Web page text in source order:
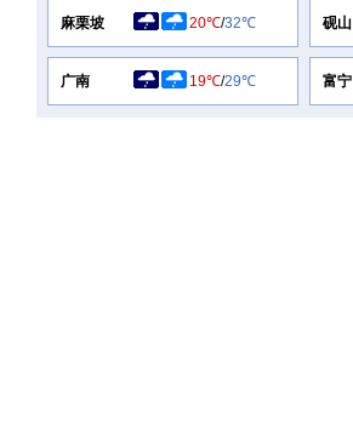
麻栗坡 20℃/32℃ 砚山
广南 19℃/29℃ 富宁